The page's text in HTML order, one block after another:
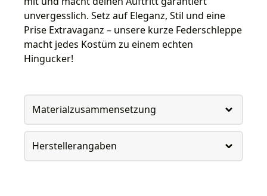
unvergesslich. Setz auf Eleganz, Stil und eine
Prise Extravaganz – unsere kurze Federschleppe
macht jedes Kostüm zu einem echten
Hingucker!
Materialzusammensetzung
Herstellerangaben